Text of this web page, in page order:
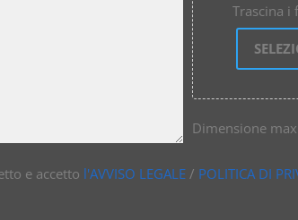
Trascina i
Dimensione
e accetto l'AVVISO LEGALE/ POLITICA DI